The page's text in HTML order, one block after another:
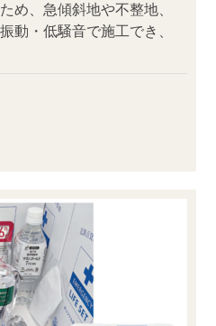
め、急傾斜地や不整地、
動・低騒音で施工でき、